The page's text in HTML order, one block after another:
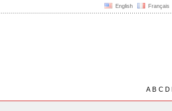
English Français
AB C D